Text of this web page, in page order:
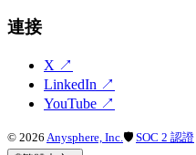
連接
X ↗
LinkedIn ↗
YouTube ↗
© 2026 Anysphere, Inc. 🛡 SOC 2 認證